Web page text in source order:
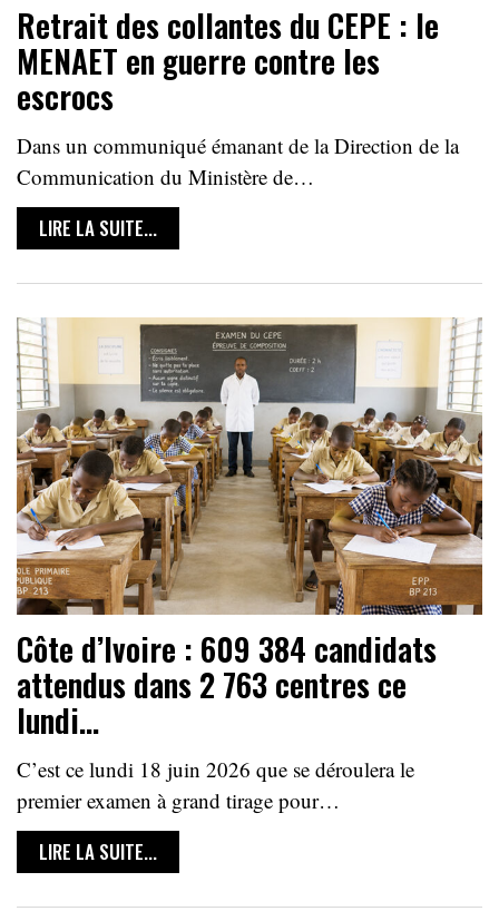
Retrait des collantes du CEPE : le
MENAET en guerre contre les
escrocs
Dans un communiqué émanant de la Direction de la
Communication du Ministère de…
LIRE LA SUITE...
Côte d’Ivoire : 609 384 candidats
attendus dans 2 763 centres ce
lundi…
C’est ce lundi 18 juin 2026 que se déroulera le
premier examen à grand tirage pour…
LIRE LA SUITE...